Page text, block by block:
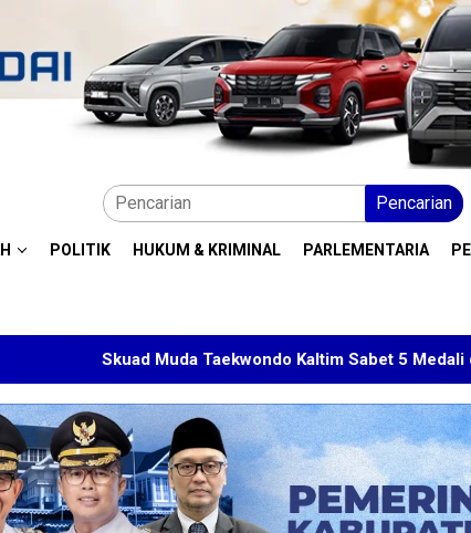
Pencarian
POLITIK HUKUM & KRIMINAL PARLEMENTARIA
Muda Taekwondo Kaltim Sabet 5 Medali di Malaysia